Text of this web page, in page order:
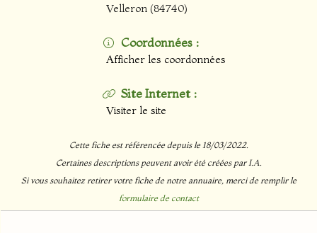
Velleron (84740)
Coordonnées :
Afficher les coordonnées
Site Internet :
Visiter le site
Cette fiche est référencée depuis le 18/03/2022.
Certaines descriptions peuvent avoir été créées par I.A.
Si vous souhaitez retirer votre fiche de notre annuaire, merci de remplir le
formulaire de contact